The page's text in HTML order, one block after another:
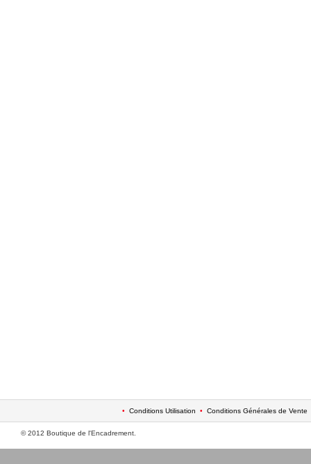
• Conditions Utilisation • Conditions Générales de Vente
© 2012 Boutique de l'Encadrement.